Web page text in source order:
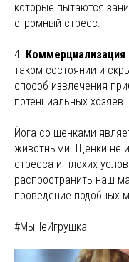
которые пытаются
огромный стресс.
4. Коммерциализация
таком состоянии и
способ извлечения
потенциальных хозяев.
Йога со щенками
животными. Щенки не
стресса и плохих
распространить наш
проведение подобных
#МыНеИгрушка